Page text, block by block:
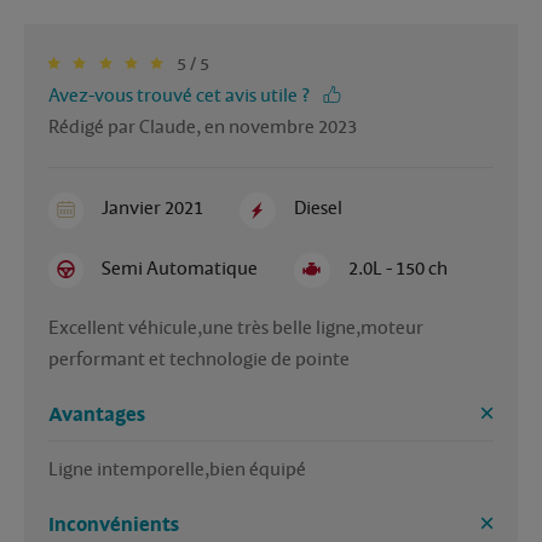
5 / 5
Avez-vous trouvé cet avis utile ?
Rédigé par Claude, en novembre 2023
Janvier 2021 Diesel
Semi Automatique 2.0L - 150 ch
Excellent véhicule,une très belle ligne,moteur
performant et technologie de pointe
Avantages
Ligne intemporelle,bien équipé
Inconvénients